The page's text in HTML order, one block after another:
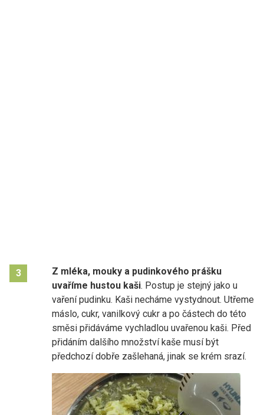
3
Z mléka, mouky a pudinkového prášku
uvaříme hustou kaši. Postup je stejný jako u
vaření pudinku. Kaši necháme vystydnout. Utřeme
máslo, cukr, vanilkový cukr a po částech do této
směsi přidáváme vychladlou uvařenou kaši. Před
přidáním dalšího množství kaše musí být
předchozí dobře zašlehaná, jinak se krém srazí.